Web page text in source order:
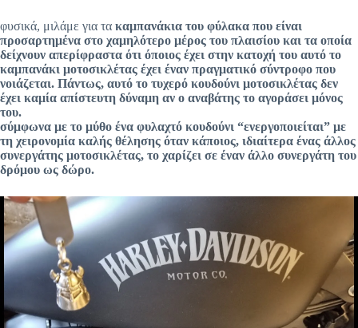
φυσικά, μιλάμε για τα καμπανάκια του φύλακα που είναι
προσαρτημένα στο χαμηλότερο μέρος του πλαισίου και τα οποία
δείχνουν απερίφραστα ότι όποιος έχει στην κατοχή του αυτό το
καμπανάκι μοτοσικλέτας έχει έναν πραγματικό σύντροφο που
νοιάζεται. Πάντως, αυτό το τυχερό κουδούνι μοτοσικλέτας δεν
έχει καμία απίστευτη δύναμη αν ο αναβάτης το αγοράσει μόνος
του.
σύμφωνα με το μύθο ένα φυλαχτό κουδούνι “ενεργοποιείται” με
τη χειρονομία καλής θέλησης όταν κάποιος, ιδιαίτερα ένας άλλος
συνεργάτης μοτοσικλέτας, το χαρίζει σε έναν άλλο συνεργάτη του
δρόμου ως δώρο.